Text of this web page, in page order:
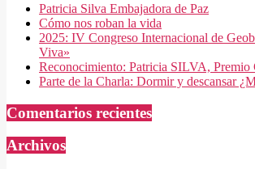
Patricia Silva Embajadora de Paz
Cómo nos roban la vida
2025: IV Congreso Internacional de
Viva»
Reconocimiento: Patricia SILVA,
Parte de la Charla: Dormir y descansar
Comentarios recientes
Archivos